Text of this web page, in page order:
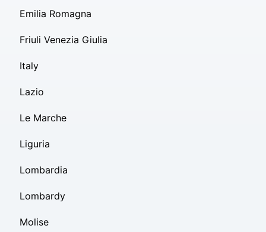
Emilia Romagna
Friuli Venezia Giulia
Italy
Lazio
Le Marche
Liguria
Lombardia
Lombardy
Molise